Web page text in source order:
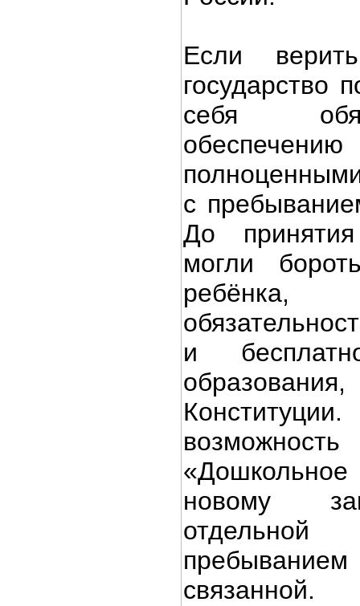
Если
государство
себя
с
До
могли
и
новому
связанной.